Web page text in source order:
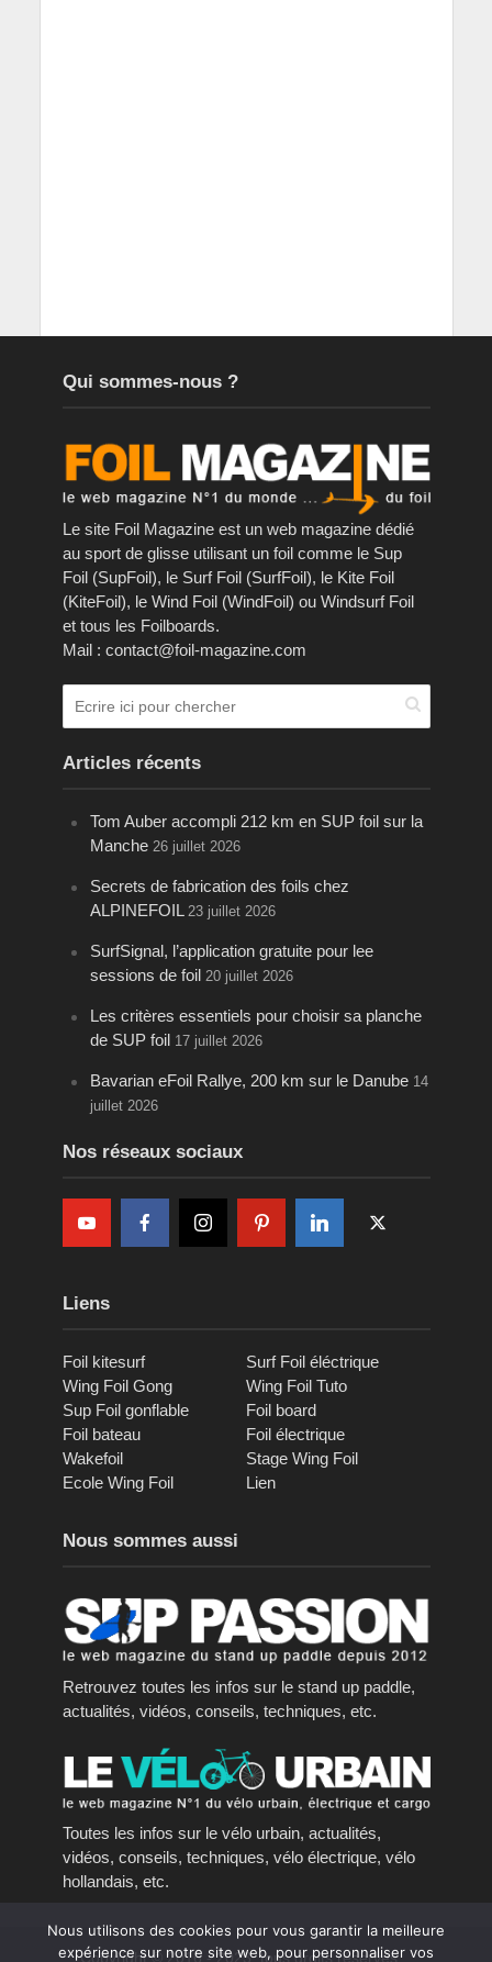
Qui sommes-nous ?
Le site Foil Magazine est un web magazine dédié
au sport de glisse utilisant un foil comme le Sup
Foil (SupFoil), le Surf Foil (SurfFoil), le Kite Foil
(KiteFoil), le Wind Foil (WindFoil) ou Windsurf Foil
et tous les Foilboards.
Mail : contact@foil-magazine.com
Articles récents
Tom Auber accompli 212 km en SUP foil sur la
Manche 26 juillet 2026
Secrets de fabrication des foils chez
ALPINEFOIL 23 juillet 2026
SurfSignal, l’application gratuite pour lee
sessions de foil 20 juillet 2026
Les critères essentiels pour choisir sa planche
de SUP foil 17 juillet 2026
Bavarian eFoil Rallye, 200 km sur le Danube 14
juillet 2026
Nos réseaux sociaux
Liens
Foil kitesurf
Surf Foil éléctrique
Wing Foil Gong
Wing Foil Tuto
Sup Foil gonflable
Foil board
Foil bateau
Foil électrique
Wakefoil
Stage Wing Foil
Ecole Wing Foil
Lien
Nous sommes aussi
Retrouvez toutes les infos sur le stand up paddle,
actualités, vidéos, conseils, techniques, etc.
Toutes les infos sur le vélo urbain, actualités,
vidéos, conseils, techniques, vélo électrique, vélo
hollandais, etc.
Copyright © 2016 - 2023, tous droits réservés.
Nous utilisons des cookies pour vous garantir la meilleure
expérience sur notre site web, pour personnaliser vos